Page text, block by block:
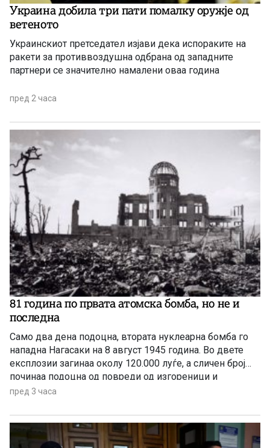
Украина добила три пати помалку оружје од
ветеното
Украинскиот претседател изјави дека испораките на
ракети за противвоздушна одбрана од западните
партнери се значително намалени оваа година
пред 2 часа
81 година по првата атомска бомба, но не и
последна
Само два дена подоцна, втората нуклеарна бомба го
нападна Нагасаки на 8 август 1945 година. Во двете
експлозии загинаа околу 120.000 луѓе, а сличен број
починаа подоцна од повреди од изгореници и
радијација, а зад себе оставија 650.000 преживеани
пред 3 часа